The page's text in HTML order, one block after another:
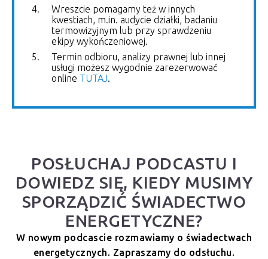
Wreszcie pomagamy też w innych
kwestiach, m.in. audycie działki, badaniu
termowizyjnym lub przy sprawdzeniu
ekipy wykończeniowej.
Termin odbioru, analizy prawnej lub innej
usługi możesz wygodnie zarezerwować
online TUTAJ.
POSŁUCHAJ PODCASTU I
DOWIEDZ SIĘ, KIEDY MUSIMY
SPORZĄDZIĆ ŚWIADECTWO
ENERGETYCZNE?
W nowym podcascie rozmawiamy o świadectwach
energetycznych. Zapraszamy do odsłuchu.